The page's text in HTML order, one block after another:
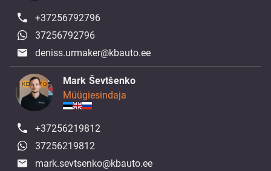
+37256792796
37256792796
deniss.urmaker@kbauto.ee
Mark Ševtšenko
Müügiesindaja
+37256219812
37256219812
mark.sevtsenko@kbauto.ee